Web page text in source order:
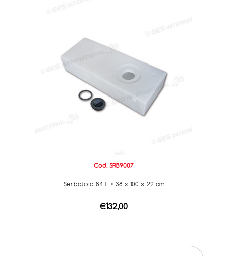
Cod. SRB9007
Serbatoio 84 L • 38 x 100 x 22 cm
€132,00